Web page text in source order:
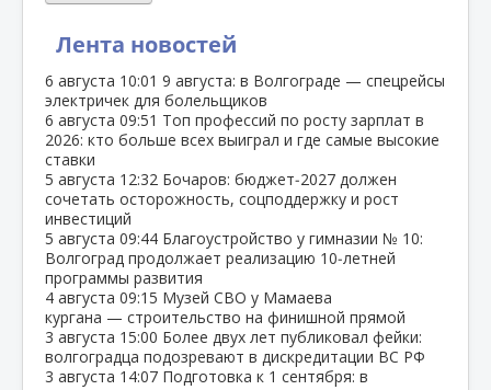
Лента новостей
6 августа 10:01 9 августа: в Волгограде — спецрейсы
электричек для болельщиков
6 августа 09:51 Топ профессий по росту зарплат в
2026: кто больше всех выиграл и где самые высокие
ставки
5 августа 12:32 Бочаров: бюджет‑2027 должен
сочетать осторожность, соцподдержку и рост
инвестиций
5 августа 09:44 Благоустройство у гимназии № 10:
Волгоград продолжает реализацию 10‑летней
программы развития
4 августа 09:15 Музей СВО у Мамаева
кургана — строительство на финишной прямой
3 августа 15:00 Более двух лет публиковал фейки:
волгоградца подозревают в дискредитации ВС РФ
3 августа 14:07 Подготовка к 1 сентября: в